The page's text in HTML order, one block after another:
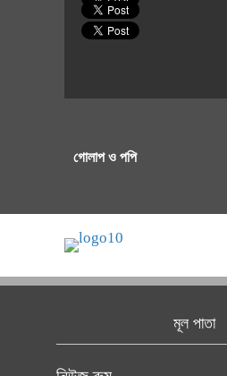
গোলাপ ও পপি
মূল পাতা